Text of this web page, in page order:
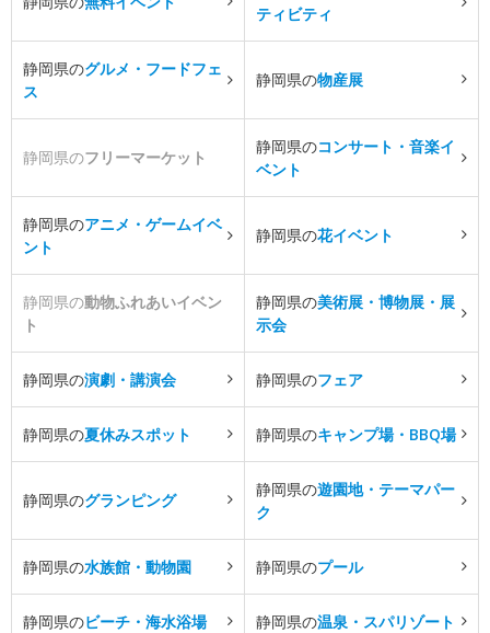
ティビティ
静岡県のグルメ・フードフェ
ス
静岡県の物産展
静岡県のフリーマーケット
静岡県のコンサート・音楽イ
ベント
静岡県のアニメ・ゲームイベ
ント
静岡県の花イベント
静岡県の動物ふれあいイベン
ト
静岡県の美術展・博物展・展
示会
静岡県の演劇・講演会 静岡県のフェア
静岡県の夏休みスポット 静岡県のキャンプ場・BBQ場
静岡県のグランピング
静岡県の遊園地・テーマパー
ク
静岡県の水族館・動物園 静岡県のプール
静岡県のビーチ・海水浴場 静岡県の温泉・スパリゾート